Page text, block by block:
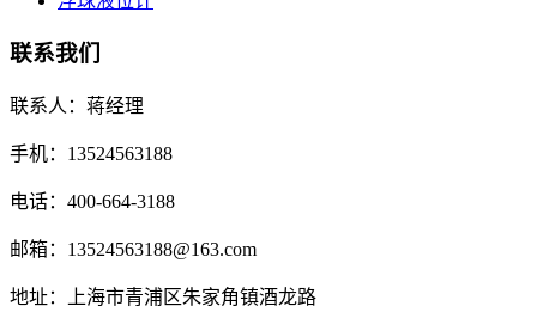
联系我们
联系人：蒋经理
手机：13524563188
电话：400-664-3188
邮箱：13524563188@163.com
地址：上海市青浦区朱家角镇酒龙路